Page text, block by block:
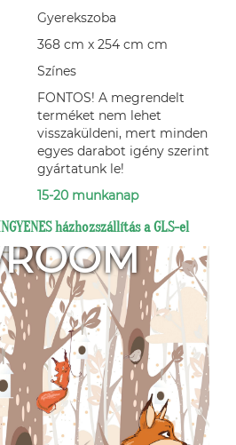
Gyerekszoba
368 cm x 254 cm cm
Színes
FONTOS! A megrendelt
terméket nem lehet
visszaküldeni, mert minden
egyes darabot igény szerint
gyártatunk le!
15-20 munkanap
házhozszállítás a GLS-el